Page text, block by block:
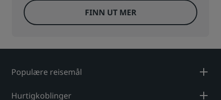
FINN UT MER
Populære reisemål
Hurtigkoblinger